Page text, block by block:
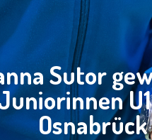
Sutor
Osnabrück